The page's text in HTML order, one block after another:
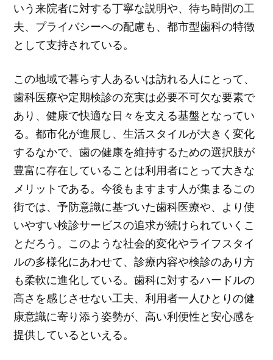
いう来院者に対する丁寧な説明や、待ち時間の工
夫、プライバシーへの配慮も、都市型歯科の特徴
として支持されている。
この地域で暮らす人あるいは訪れる人にとって、
歯科医療や定期検診の充実は必要不可欠な要素で
あり、健康で快適な日々を支える基盤となってい
る。都市化が進展し、生活スタイルが大きく変化
するなかで、歯の健康を維持するための選択肢が
豊富に存在していることは利用者にとって大きな
メリットである。今後もますます人が集まるこの
街では、予防意識に基づいた歯科医療や、より使
いやすい検診サービスの追求が続けられていくこ
とだろう。このような社会的変化やライフスタイ
ルの多様化にあわせて、診療内容や検診のあり方
も柔軟に進化している。歯科に対するハードルの
高さを感じさせない工夫、利用者一人ひとりの健
康意識に寄り添う姿勢が、高い利便性と安心感を
提供しているといえる。